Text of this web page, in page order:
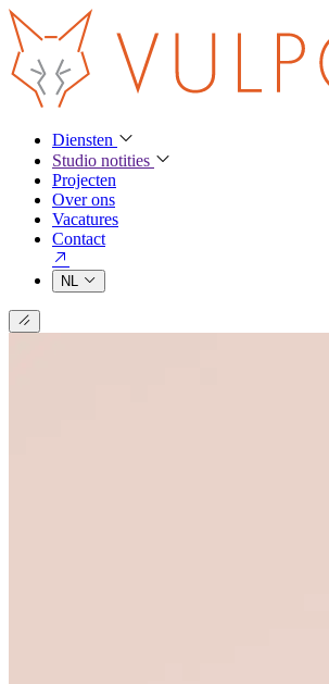
Diensten
Studio notities
Projecten
Over ons
Vacatures
Contact
NL